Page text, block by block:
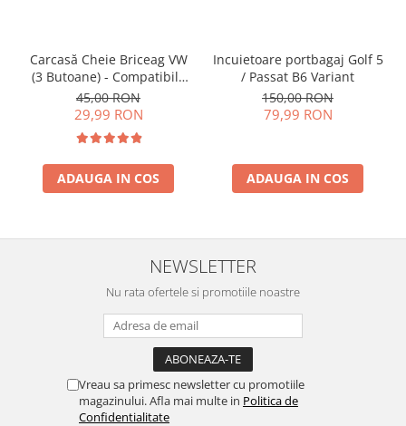
Carcasă Cheie Briceag VW
(3 Butoane) - Compatibilă
Golf 5, Jetta, Touran etc
45,00 RON
29,99 RON
ADAUGA IN COS
Incuietoare portbagaj Golf 5
/ Passat B6 Variant
150,00 RON
79,99 RON
ADAUGA IN COS
NEWSLETTER
Nu rata ofertele si promotiile noastre
Vreau sa primesc newsletter cu promotiile
magazinului. Afla mai multe in Politica de
Confidentialitate